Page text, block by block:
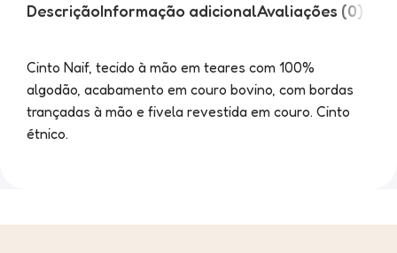
DescriçãoInformação adicionalAvaliações (0)
Cinto Naif, tecido à mão em teares com 100%
algodão, acabamento em couro bovino, com bordas
trançadas à mão e fivela revestida em couro. Cinto
étnico.